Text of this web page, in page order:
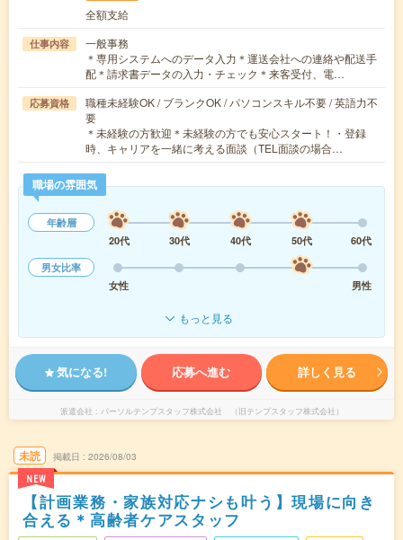
全額支給
仕事内容
一般事務
＊専用システムへのデータ入力＊運送会社への連絡や配送手
配＊請求書データの入力・チェック＊来客受付、電…
応募資格
職種未経験OK / ブランクOK / パソコンスキル不要 / 英語力不
要
＊未経験の方歓迎＊未経験の方でも安心スタート！・登録
時、キャリアを一緒に考える面談（TEL面談の場合…
職場の雰囲気
年齢層
20代
30代 40代 50代
60代
男女比率
女性
男性
もっと見る
気になる! 応募へ進む 詳しく見る
派遣会社 パーソルテンプスタッフ株式会社 （旧テンプスタッフ株式会社）
未読
NEW
掲載日 2026/08/03
【計画業務・家族対応ナシも叶う】現場に向き
合える＊高齢者ケアスタッフ